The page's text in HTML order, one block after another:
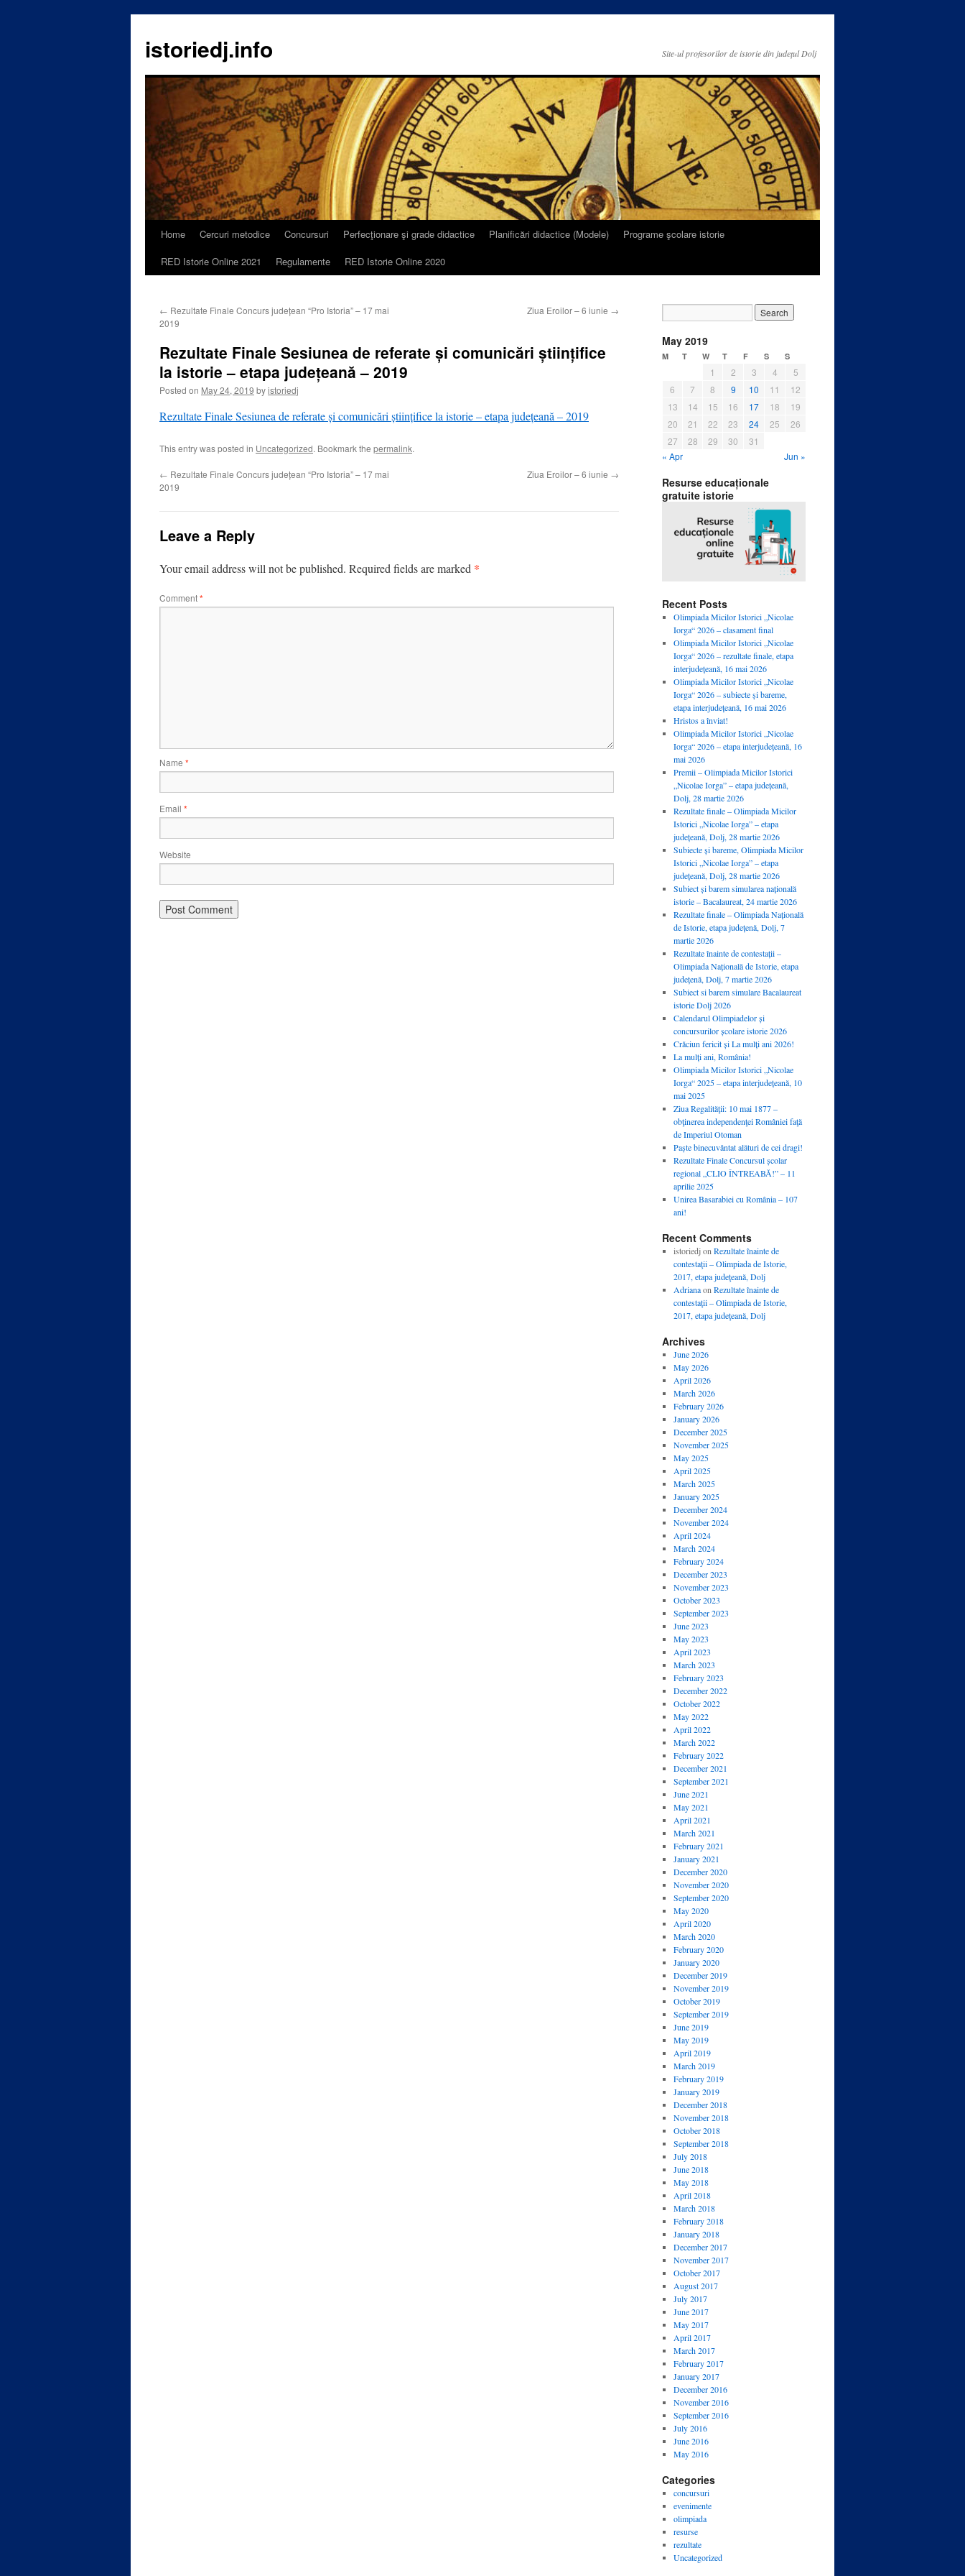
istoriedj.info Site-ul profesorilor de istorie din judeţul Dolj
SkipHome Cercuri metodice Concursuri Perfecţionare şi grade didactice Planificări didactice (Modele)
Programe şcolare istorie
RED Istorie Online 2021
Regulamente RED Istorie Online 2020
← Rezultate Finale Concurs județean “Pro Istoria” – 17 mai
2019
Ziua Eroilor – 6 iunie →
Rezultate Finale Sesiunea de referate și comunicări științifice
la istorie – etapa județeană – 2019
Posted on May 24, 2019 byistoriedj
Rezultate Finale Sesiunea de referate și comunicări științifice la istorie – etapa județeană – 2019
This entry was posted in Uncategorized. Bookmark the permalink.
← Rezultate Finale Concurs județean “Pro Istoria” – 17 mai
2019
Ziua Eroilor – 6 iunie →
Leave a Reply
Your email address will not be published. Required fields are marked *
Comment*
Name *
Email *
Website
May 2019
M T W T F S S
1 2 3 4
5
6
7 8 9 10 11
12
13
14 15 16 17 18
19
20
21 22 23 24 25
26
27
28 29 30
31
« Apr
Jun »
Resurse educaționale
gratuite istorie
Recent Posts
Olimpiada Micilor Istorici „Nicolae
Iorga“ 2026 – clasament final
Olimpiada Micilor Istorici „Nicolae
Iorga“ 2026 – rezultate finale, etapa
interjudețeană, 16 mai 2026
Olimpiada Micilor Istorici „Nicolae
Iorga“ 2026 – subiecte și bareme,
etapa interjudețeană, 16 mai 2026
Hristos a înviat!
Olimpiada Micilor Istorici „Nicolae
Iorga“ 2026 – etapa interjudețeană, 16
mai 2026
Premii – Olimpiada Micilor Istorici
„Nicolae Iorga” – etapa județeană,
Dolj, 28 martie 2026
Rezultate finale – Olimpiada Micilor
Istorici „Nicolae Iorga” – etapa
județeană, Dolj, 28 martie 2026
Subiecte și bareme, Olimpiada Micilor
Istorici „Nicolae Iorga” – etapa
județeană, Dolj, 28 martie 2026
Subiect și barem simularea națională
istorie – Bacalaureat, 24 martie 2026
Rezultate finale – Olimpiada Națională
de Istorie, etapa județenă, Dolj, 7
martie 2026
Rezultate înainte de contestații –
Olimpiada Națională de Istorie, etapa
județenă, Dolj, 7 martie 2026
Subiect si barem simulare Bacalaureat
istorie Dolj 2026
Calendarul Olimpiadelor și
concursurilor școlare istorie 2026
Crăciun fericit și La mulți ani 2026!
La mulți ani, România!
Olimpiada Micilor Istorici „Nicolae
Iorga“ 2025 – etapa interjudețeană, 10
mai 2025
Ziua Regalităţii: 10 mai 1877 –
obţinerea independenţei României faţă
de Imperiul Otoman
Paște binecuvântat alături de cei dragi!
Rezultate Finale Concursul școlar
regional „CLIO ÎNTREABĂ!” – 11
aprilie 2025
Unirea Basarabiei cu România – 107
ani!
Recent Comments
istoriedjon Rezultate înainte de
contestaţii – Olimpiada de Istorie,
2017, etapa judeţeană, Dolj
Adrianaon Rezultate înainte de
contestaţii – Olimpiada de Istorie,
2017, etapa judeţeană, Dolj
Archives
June 2026
May 2026
April 2026
March 2026
February 2026
January 2026
December 2025
November 2025
May 2025
April 2025
March 2025
January 2025
December 2024
November 2024
April 2024
March 2024
February 2024
December 2023
November 2023
October 2023
September 2023
June 2023
May 2023
April 2023
March 2023
February 2023
December 2022
October 2022
May 2022
April 2022
March 2022
February 2022
December 2021
September 2021
June 2021
May 2021
April 2021
March 2021
February 2021
January 2021
December 2020
November 2020
September 2020
May 2020
April 2020
March 2020
February 2020
January 2020
December 2019
November 2019
October 2019
September 2019
June 2019
May 2019
April 2019
March 2019
February 2019
January 2019
December 2018
November 2018
October 2018
September 2018
July 2018
June 2018
May 2018
April 2018
March 2018
February 2018
January 2018
December 2017
November 2017
October 2017
August 2017
July 2017
June 2017
May 2017
April 2017
March 2017
February 2017
January 2017
December 2016
November 2016
September 2016
July 2016
June 2016
May 2016
Categories
concursuri
evenimente
olimpiada
resurse
rezultate
Uncategorized